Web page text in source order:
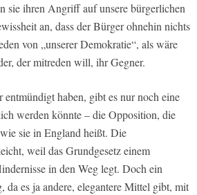
sie ihren Angriff auf unsere bürgerlichen
an, dass der Bürger ohnehin nichts
von „unserer Demokratie“, als wäre
der mitreden will, ihr Gegner.
entmündigt haben, gibt es nur noch eine
werden könnte – die Opposition, die
sie in England heißt. Die
weil das Grundgesetz einem
in den Weg legt. Doch ein
da es ja andere, elegantere Mittel gibt, mit